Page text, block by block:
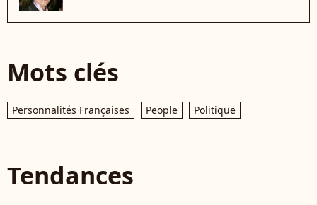
Mots clés
Personnalités Françaises People Politique
Tendances